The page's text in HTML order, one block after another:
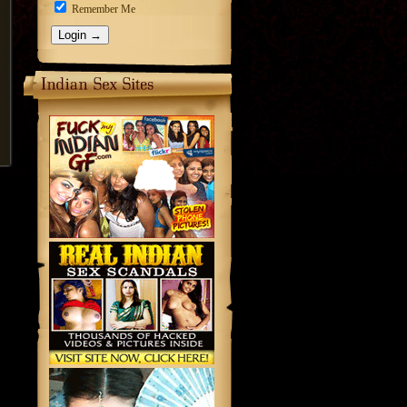
Remember Me